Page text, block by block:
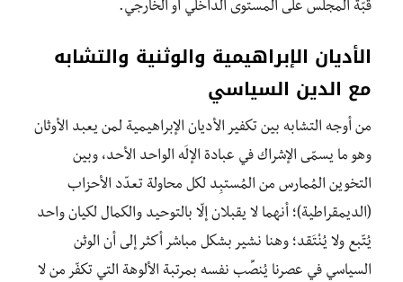
قبّة المجلس على المستوى الداخلي أو الخارجي.
الأديان الإبراهيمية والوثنية والتشابه
مع الدين السياسي
من أوجه التشابه بين تكفير الأديان الإبراهيمية لمن يعبد الأوثان
وهو ما يسمّى الإشراك في عبادة الإلَه الواحد الأحد، وبين
التخوين المُمارس من المُستبِد لكل محاولة تعدّد الأحزاب
(الديمقراطية)؛ أنهما لا يقبلان إلّا بالتوحيد والكمال لكيان واحد
يُتّبع ولا يُنْتَقد؛ وهنا نشير بشكل مباشر أكثر إلى أن الوثن
السياسي في عصرنا يُنصِّب نفسه بمرتبة الألوهة التي تكفّر من لا